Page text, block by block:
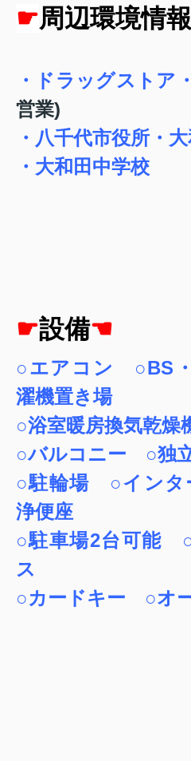
☛周辺環境情報
・ドラッグストア・
営業)
・八千代市役所・
・大和田中学校
☛設備☚
○エアコン ○BS
濯機置き場
○浴室暖房換気乾
○バルコニー ○独
○駐輪場 ○イン
浄便座
○駐車場2台可能
ス
○カードキー ○オ